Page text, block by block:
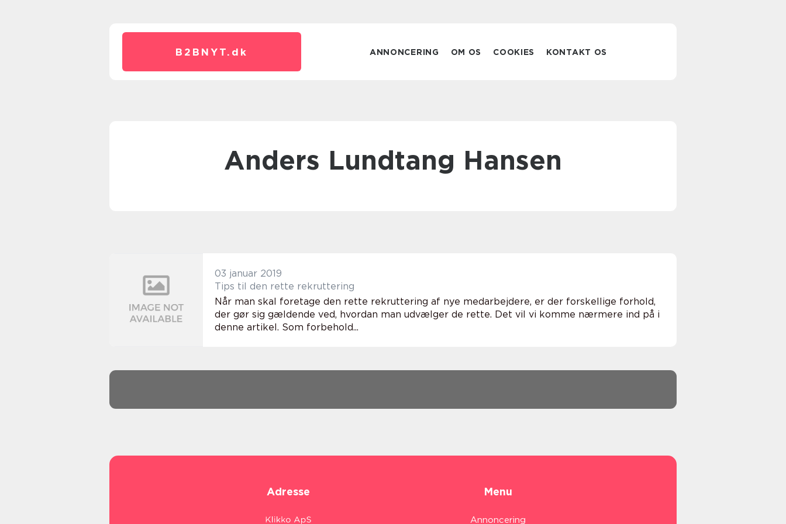
B2BNYT. dk ANNONCERING OM OS COOKIES KONTAKT OS
Anders Lundtang Hansen
03 januar 2019
Tips til den rette rekruttering
Når man skal foretage den rette rekruttering af nye medarbejdere, er der forskellige forhold,
der gør sig gældende ved, hvordan man udvælger de rette. Det vil vi komme nærmere ind på i
denne artikel. Som forbehold...
Adresse Menu
Annoncering